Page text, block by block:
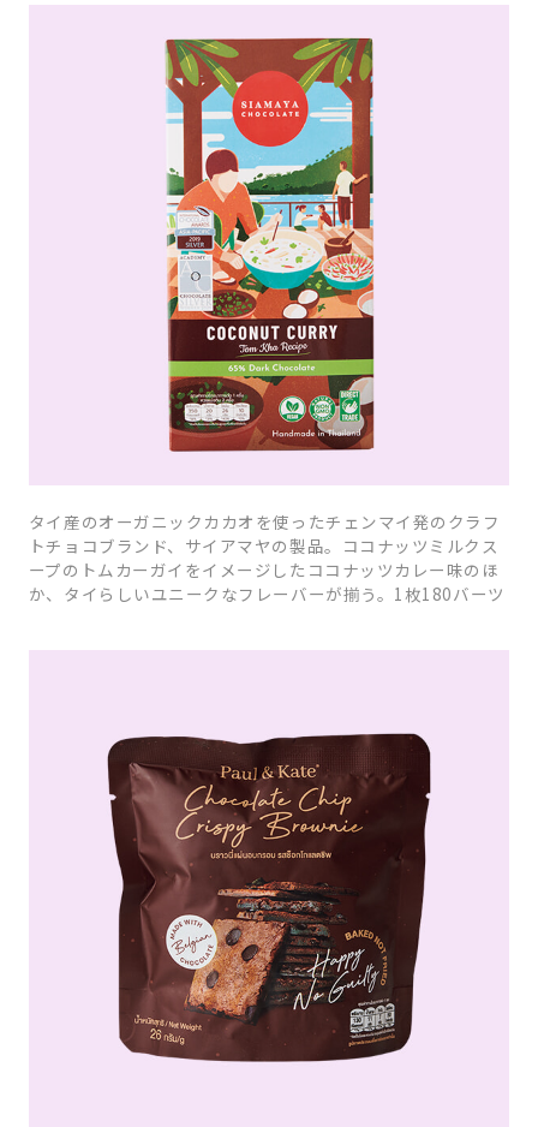
タイ産のオーガニックカカオを使ったチェンマイ発のクラフ
トチョコブランド、サイアマヤの製品。ココナッツミルクス
ープのトムカーガイをイメージしたココナッツカレー味のほ
か、タイらしいユニークなフレーバーが揃う。1枚180バーツ